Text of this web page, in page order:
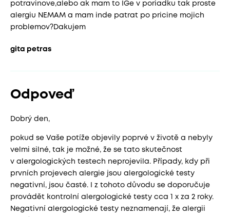
potravinove,alebo ak mam to IGe v poriadku tak proste
alergiu NEMAM a mam inde patrat po pricine mojich
problemov?Dakujem
gita petras
Odpoveď
Dobrý den,
pokud se Vaše potíže objevily poprvé v životě a nebyly
velmi silné, tak je možné, že se tato skutečnost
v alergologických testech neprojevila. Případy, kdy při
prvních projevech alergie jsou alergologické testy
negativní, jsou časté. I z tohoto důvodu se doporučuje
provádět kontrolní alergologické testy cca 1 x za 2 roky.
Negativní alergologické testy neznamenají, že alergii